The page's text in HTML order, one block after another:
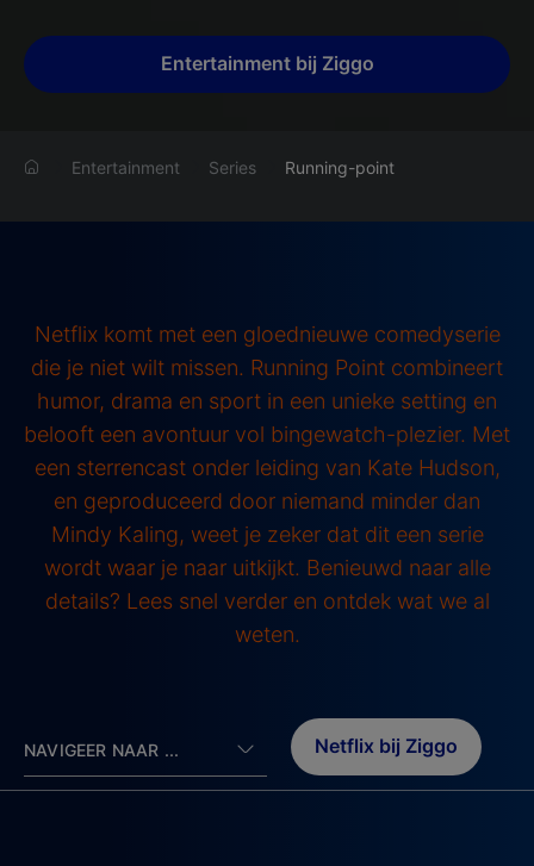
Entertainment bij Ziggo
Entertainment Series Running-point
Netflix komt met een gloednieuwe comedyserie
die je niet wilt missen. Running Point combineert
humor, drama en sport in een unieke setting en
belooft een avontuur vol bingewatch-plezier. Met
een sterrencast onder leiding van Kate Hudson,
en geproduceerd door niemand minder dan
Mindy Kaling, weet je zeker dat dit een serie
wordt waar je naar uitkijkt. Benieuwd naar alle
details? Lees snel verder en ontdek wat we al
weten.
NAVIGEER NAAR ... Netflix bij Ziggo